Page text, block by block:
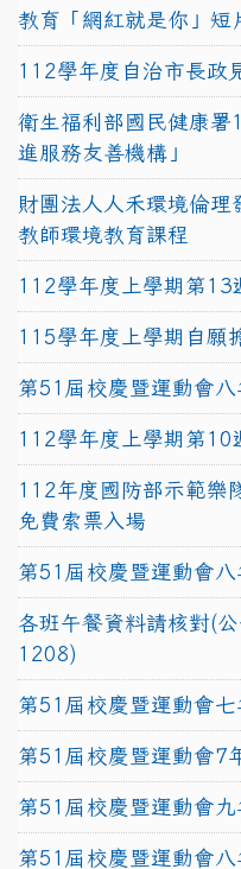
教育「網紅就是你」短
112學年度自治市長政
衛生福利部國民健康署
進服務友善機構」
財團法人人禾環境倫理
教師環境教育課程
112學年度上學期第
115學年度上學期自願
第51屆校慶暨運動會
112學年度上學期第
112年度國防部示範樂
免費索票入場
第51屆校慶暨運動會
各班午餐資料請核對(
1208)
第51屆校慶暨運動會
第51屆校慶暨運動會7
第51屆校慶暨運動會
第51屆校慶暨運動會